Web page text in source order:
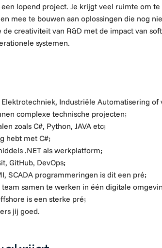
lopend project. Je krijgt veel ruimte om
mee te bouwen aan oplossingen die nog
creativiteit van R&D met de impact van
systemen.
Industriële Automatisering of
complexe technische projecten;
zoals C#, Python, JAVA etc;
hebt met C#;
.NET als werkplatform;
GitHub, DevOps;
SCADA programmeringen is dit een pré;
samen te werken in één digitale
is een sterke pré;
jij goed.